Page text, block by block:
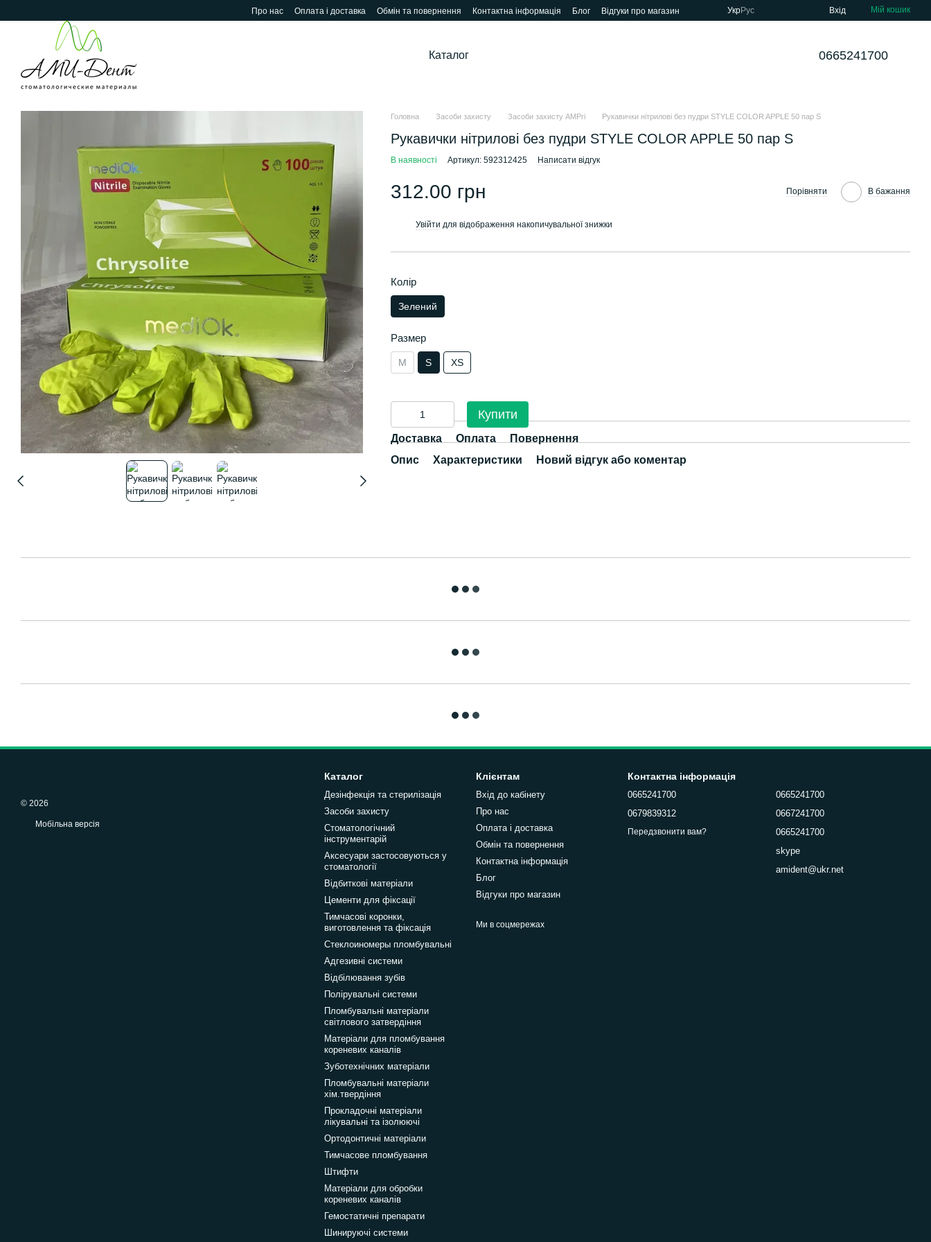
Про нас Оплата і доставка Обмін та повернення Контактна інформація Блог Відгуки про магазин УкрРус Вхід Мій кошик
Каталог 0665241700
Головна Засоби захисту Засоби захисту AMPri Рукавички нітрилові без пудри STYLE COLOR APPLE 50 пар S
Рукавички нітрилові без пудри STYLE COLOR APPLE 50 пар S
В наявності Артикул: 592312425 Написати відгук
312.00 грн Порівняти В бажання
Увійти для відображення накопичувальної знижки
Колір
Зелений
Размер
M S XS
Купити
Доставка Оплата
Повернення
Опис
Характеристики Новий відгук або коментар
© 2026
Мобільна версія
Каталог
Дезінфекція та стерилізація
Засоби захисту
Стоматологічний
інструментарій
Аксесуари застосовуються у
стоматології
Відбиткові матеріали
Цементи для фіксації
Тимчасові коронки,
виготовлення та фіксація
Стеклоиномеры пломбувальні
Адгезивні системи
Відбілювання зубів
Полірувальні системи
Пломбувальні матеріали
світлового затвердіння
Матеріали для пломбування
кореневих каналів
Зуботехнічних матеріали
Пломбувальні матеріали
хім.твердіння
Прокладочні матеріали
лікувальні та ізолюючі
Ортодонтичні матеріали
Тимчасове пломбування
Штифти
Матеріали для обробки
кореневих каналів
Гемостатичні препарати
Шинируючі системи
Клієнтам
Вхід до кабінету
Про нас
Оплата і доставка
Обмін та повернення
Контактна інформація
Блог
Відгуки про магазин
Ми в соцмережах
Контактна інформація
0665241700
0679839312
Передзвонити вам?
0665241700
0667241700
0665241700
skype
amident@ukr.net